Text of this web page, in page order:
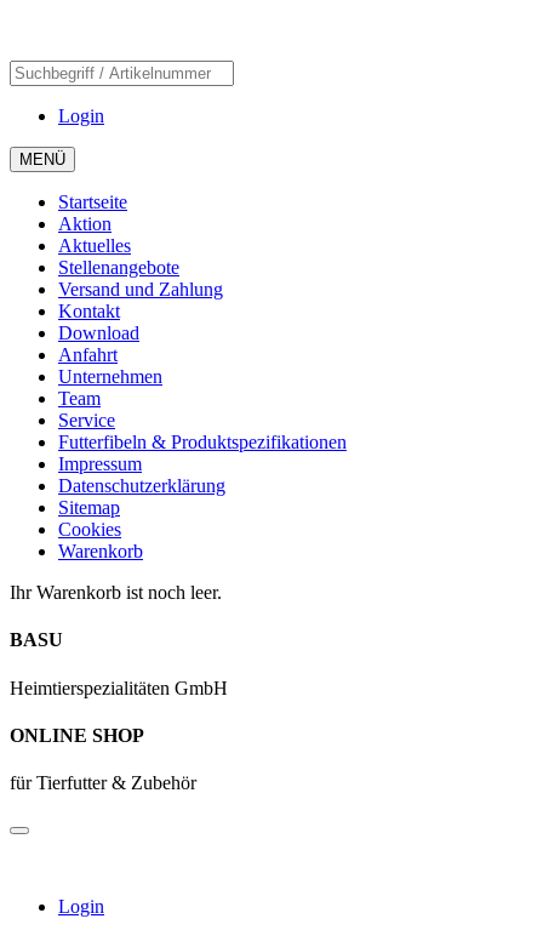
Login
MENÜ
Startseite
Aktion
Aktuelles
Stellenangebote
Versand und Zahlung
Kontakt
Download
Anfahrt
Unternehmen
Team
Service
Futterfibeln & Produktspezifikationen
Impressum
Datenschutzerklärung
Sitemap
Cookies
Warenkorb
Ihr Warenkorb ist noch leer.
BASU
Heimtierspezialitäten GmbH
ONLINE SHOP
für Tierfutter & Zubehör
Login